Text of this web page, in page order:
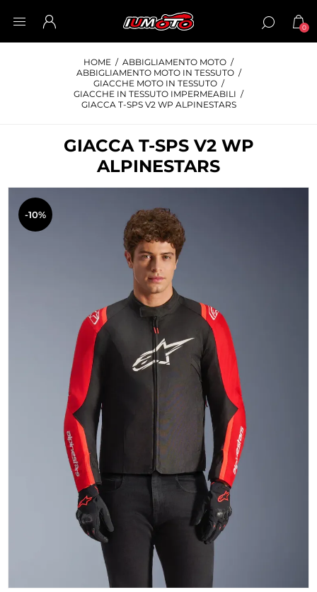
0
HOME / ABBIGLIAMENTO MOTO /
ABBIGLIAMENTO MOTO IN TESSUTO /
GIACCHE MOTO IN TESSUTO /
GIACCHE IN TESSUTO IMPERMEABILI /
GIACCA T-SPS V2 WP ALPINESTARS
GIACCA T-SPS V2 WP
ALPINESTARS
-10%